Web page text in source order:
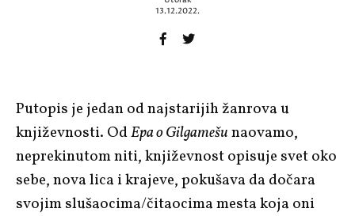
13.12.2022.
Putopis je jedan od najstarijih žanrova u
književnosti. OdEpa o Gilgamešunaovamo,
neprekinutom niti, književnost opisuje svet oko
sebe, nova lica i krajeve, pokušava da dočara
svojim slušaocima/čitaocima mesta koja oni